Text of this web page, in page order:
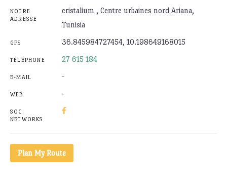
NOTRE
ADRESSE
cristalium , Centre urbaines nord Ariana,
Tunisia
GPS 36.845984727454, 10.198649168015
TÉLÉPHONE 27 615 184
E-MAIL -
WEB -
SOC.
NETWORKS
Plan My Route